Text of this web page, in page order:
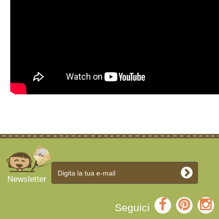
Newsletter
Seguici